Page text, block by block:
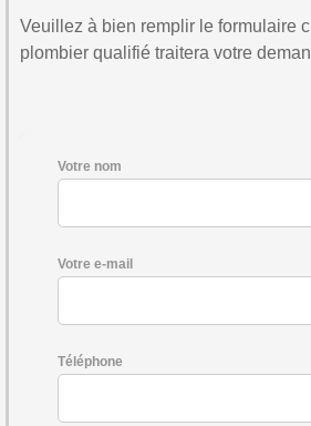
Veuillez à bien remplir le formulaire
plombier qualifié traitera votre
Votre nom
Votre e-mail
Téléphone